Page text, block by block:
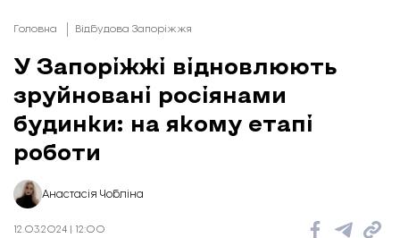
Головна Відбудова Запоріжжя
У Запоріжжі відновлюють
зруйновані росіянами
будинки: на якому етапі
роботи
Анастасія Чобліна
12.03.2024 | 12:00